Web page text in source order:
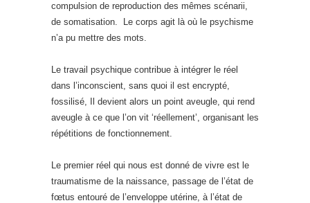
compulsion de reproduction des mêmes scénarii,
de somatisation. Le corps agit là où le psychisme
n’a pu mettre des mots.
Le travail psychique contribue à intégrer le réel
dans l’inconscient, sans quoi il est encrypté,
fossilisé, Il devient alors un point aveugle, qui rend
aveugle à ce que l’on vit ‘réellement’, organisant les
répétitions de fonctionnement.
Le premier réel qui nous est donné de vivre est le
traumatisme de la naissance, passage de l’état de
fœtus entouré de l’enveloppe utérine, à l’état de